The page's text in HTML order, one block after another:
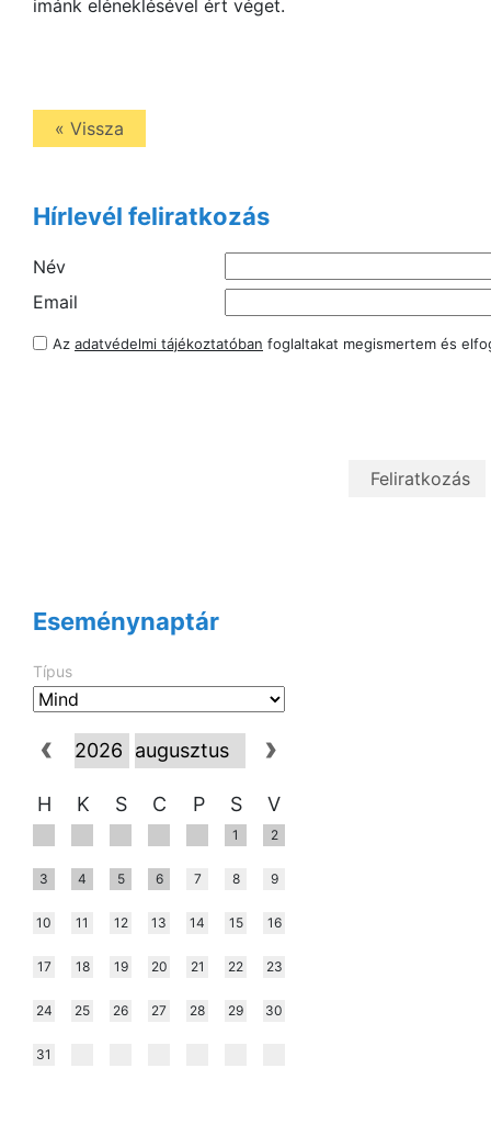
imánk eléneklésével ért véget.
« Vissza
Hírlevél feliratkozás
Név
Email
Az adatvédelmi tájékoztatóban foglaltakat megismertem és
Eseménynaptár
Típus
H K S C P S V
1 2
3 4 5 6 7 8 9
10 11 12 13 14 15 16
17 18 19 20 21 22 23
24 25 26 27 28 29 30
31